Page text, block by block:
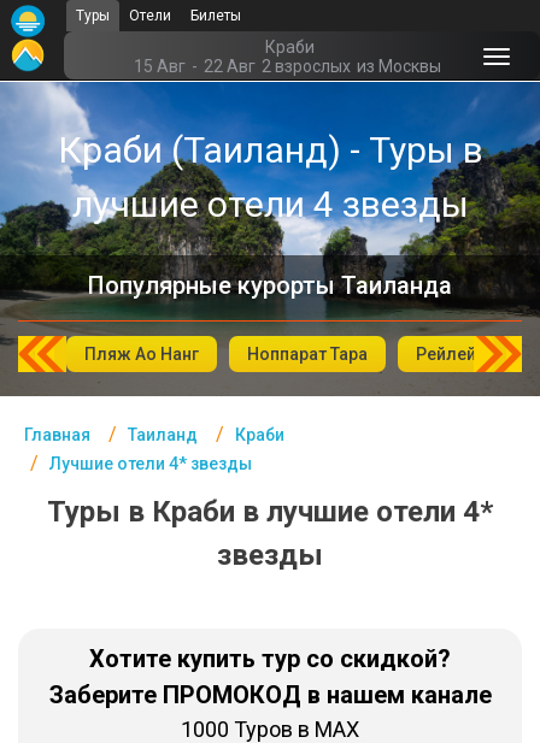
Туры Отели Билеты
Краби
15 Авг - 22 Авг 2 взрослых из Москвы
Краби (Таиланд) - Туры в
лучшие отели 4 звезды
Популярные курорты Таиланда
Пхи Пляж Ао Нанг Ноппарат Тара Рейлей
Главная Таиланд
Краби
Лучшие отели 4* звезды
Туры в Краби в лучшие отели 4*
звезды
Хотите купить тур со скидкой?
Заберите ПРОМОКОД в нашем канале
1000 Туров в MAX
Главная
Таиланд- Курорты
Офис г. Москва
Помощь
Подборки отелей
Турция
Таиланд
Египет
Хайнань